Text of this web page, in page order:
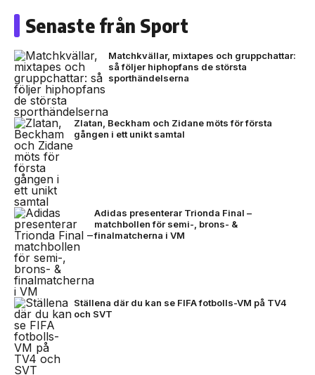
Senaste från Sport
Matchkvällar, mixtapes och gruppchattar:
så följer hiphopfans de största
sporthändelserna
Zlatan, Beckham och Zidane möts för första
gången i ett unikt samtal
Adidas presenterar Trionda Final –
matchbollen för semi-, brons- &
finalmatcherna i VM
Ställena där du kan se FIFA fotbolls-VM på TV4
och SVT